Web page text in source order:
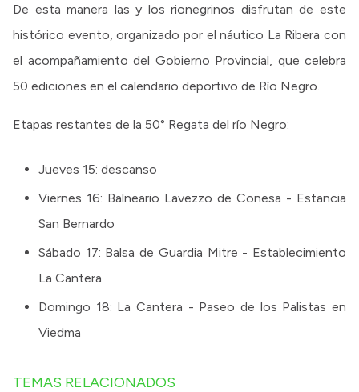
De esta manera las y los rionegrinos disfrutan de este
histórico evento, organizado por el náutico La Ribera con
el acompañamiento del Gobierno Provincial, que celebra
50 ediciones en el calendario deportivo de Río Negro.
Etapas restantes de la 50° Regata del río Negro:
Jueves 15: descanso
Viernes 16: Balneario Lavezzo de Conesa - Estancia
San Bernardo
Sábado 17: Balsa de Guardia Mitre - Establecimiento
La Cantera
Domingo 18: La Cantera - Paseo de los Palistas en
Viedma
TEMAS RELACIONADOS